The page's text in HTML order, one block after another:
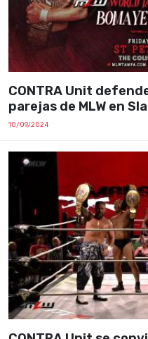
CONTRA Unit
parejas de MLW en
10/09/2024